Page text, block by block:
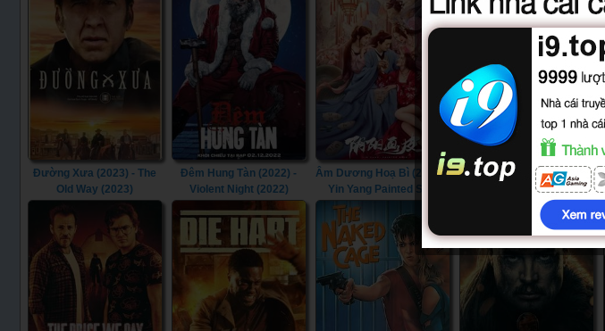
Đường Xưa (2023) - The
Old Way (2023)
Đêm Hung Tàn (2022) -
Violent Night (2022)
Âm Dương Hoạ Bì (2022) -
Yin Yang Painted Skin
Thâm Hải Đại Ngư (2023) -
Monster of The Deep
(2023)